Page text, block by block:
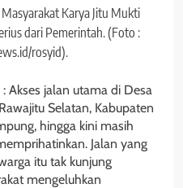
Masyarakat Karya Jitu Mukti
dari Pemerintah. (Foto :
rosyid).
Akses jalan utama di Desa
Selatan, Kabupaten
hingga kini masih
Jalan yang
itu tak kunjung
mengeluhkan